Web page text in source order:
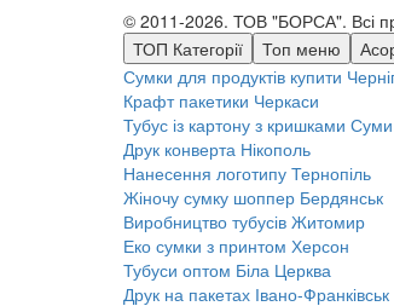
© 2011-2026. ТОВ "БОРСА". Всі
ТОП Категорії
Топ меню
Сумки для продуктів купити
Крафт пакетики Черкаси
Тубус із картону з кришками Суми
Друк конверта Нікополь
Нанесення логотипу Тернопіль
Жіночу сумку шоппер Бердянськ
Виробництво тубусів Житомир
Еко сумки з принтом Херсон
Тубуси оптом Біла Церква
Друк на пакетах Івано-Франківськ